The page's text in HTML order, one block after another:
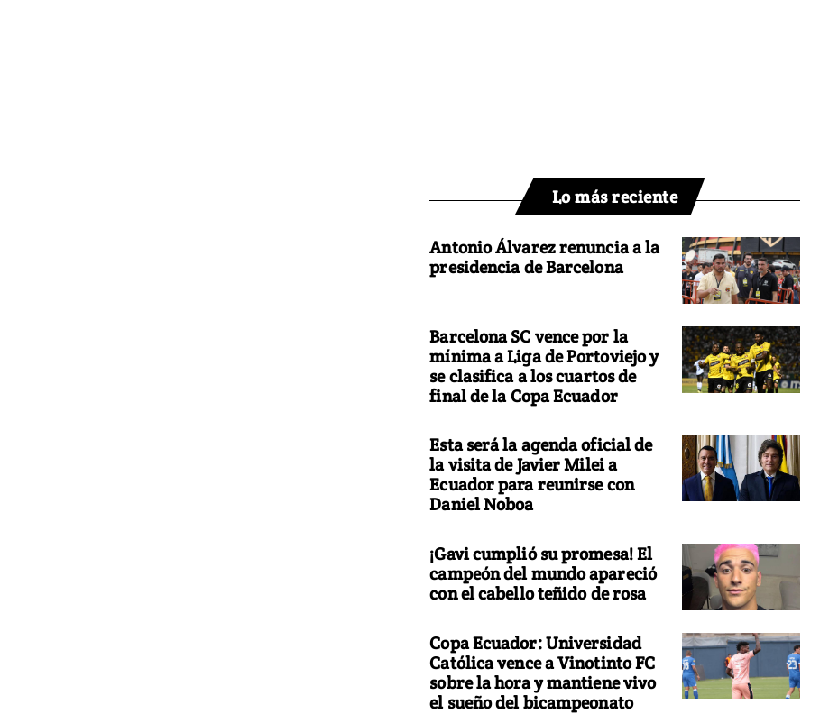
Lo más reciente
Antonio Álvarez renuncia a la
presidencia de Barcelona
Barcelona SC vence por la
mínima a Liga de Portoviejo y
se clasifica a los cuartos de
final de la Copa Ecuador
Esta será la agenda oficial de
la visita de Javier Milei a
Ecuador para reunirse con
Daniel Noboa
¡Gavi cumplió su promesa! El
campeón del mundo apareció
con el cabello teñido de rosa
Copa Ecuador: Universidad
Católica vence a Vinotinto FC
sobre la hora y mantiene vivo
el sueño del bicampeonato